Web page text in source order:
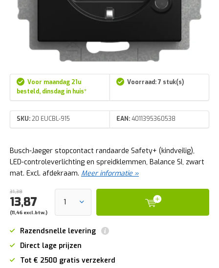
Voor maandag 21u
besteld, dinsdag in huis*
Voorraad: 7 stuk(s)
SKU:20 EUCBL-915 EAN:4011395360538
Busch-Jaeger stopcontact randaarde Safety+ (kindveilig),
LED-controleverlichting en spreidklemmen, Balance SI, zwart
mat. Excl. afdekraam. Meer informatie »
31,38
13,87
(11,46 excl.btw.)
Razendsnelle levering
Direct lage prijzen
Tot € 2500 gratis verzekerd